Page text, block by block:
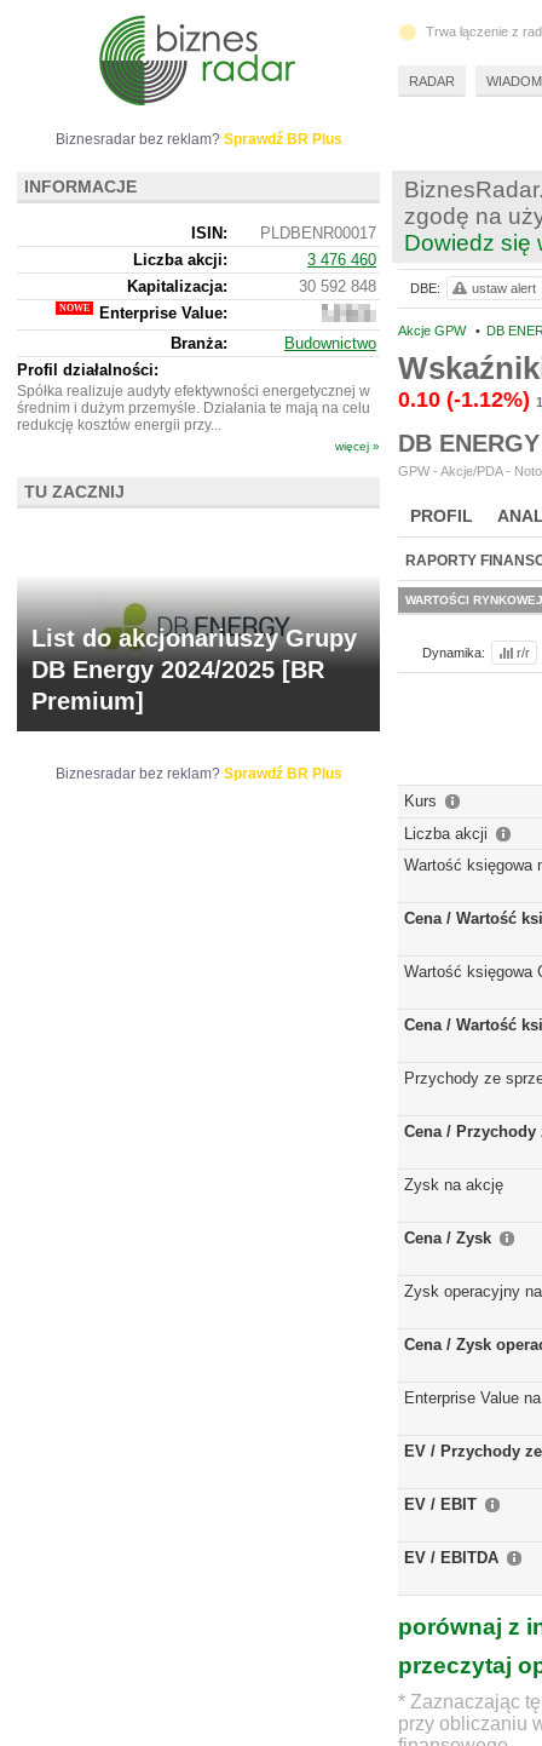
zgodę na
Dowiedz się
Akcje GPW • DB
0.10 (-1.12%)
DB
GPW - Akcje/PDA -
PROFIL
BR LAB
RAPORTY
WARTOŚCI RYNKOWEJ
Dynamika: r/r
Kurs
Liczba akcji
Wartość księgowa
Cena / Wartość
Wartość księgowa
Cena / Wartość
Przychody ze
Cena / Przychody
Zysk na akcję
Cena / Zysk
Zysk operacyjny
Cena / Zysk
Enterprise Value
EV / Przychody
EV / EBIT
EV / EBITDA
porównaj z
przeczytaj
* Zaznaczając
przy obliczaniu
DBE: ustaw alert
Biznesradar bez reklam? Sprawdź BR Plus
INFORMACJE
ISIN:
PLDBENR00017
Liczba akcji:
3 476 460
Kapitalizacja:
30 592 848
Enterprise Value:
53
709
848
Branża:
Budownictwo
Profil działalności:
Spółka realizuje audyty efektywności energetycznej w
średnim i dużym przemyśle. Działania te mają na celu
redukcję kosztów energii przy...
więcej »
TU ZACZNIJ
List do akcjonariuszy Grupy
DB Energy 2024/2025 [BR
Premium]
Biznesradar bez reklam? Sprawdź BR Plus
Trwa łączenie z
RADAR